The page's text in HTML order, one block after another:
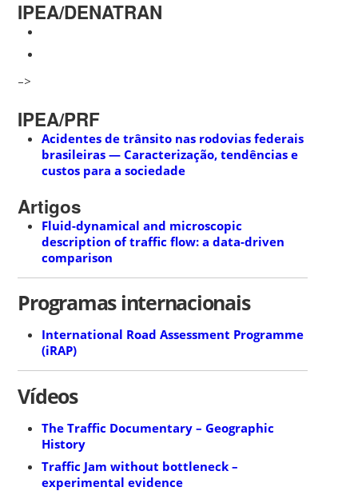
IPEA/DENATRAN
–>
IPEA/PRF
Acidentes de trânsito nas rodovias federais
brasileiras — Caracterização, tendências e
custos para a sociedade
Artigos
Fluid-dynamical and microscopic
description of traffic flow: a data-driven
comparison
Programas internacionais
International Road Assessment Programme
(iRAP)
Vídeos
The Traffic Documentary – Geographic
History
Traffic Jam without bottleneck –
experimental evidence